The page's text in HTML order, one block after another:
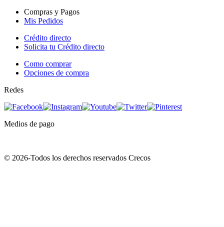
Compras y Pagos
Mis Pedidos
Crédito directo
Solicita tu Crédito directo
Como comprar
Opciones de compra
Redes
Medios de pago
© 2026-Todos los derechos reservados Crecos